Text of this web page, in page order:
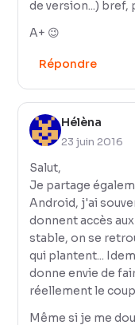
de version...) bref,
A+ 😉
Répondre
Hélèna
23 juin 2016
Salut,
Je partage
Android, j'ai
donnent accès
stable, on se
qui plantent...
donne envie de
réellement le
Même si je me